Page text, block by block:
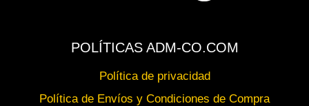
POLÍTICAS ADM-CO.COM
Política de privacidad
Política de Envíos y Condiciones de Compra